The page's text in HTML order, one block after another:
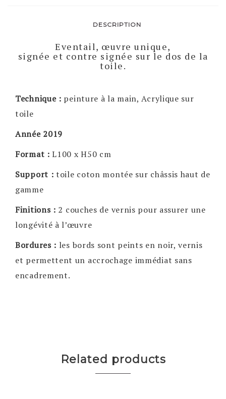
DESCRIPTION
Eventail, œuvre unique,
signée et contre signée sur le dos de la
toile.
Technique : peinture à la main, Acrylique sur
toile
Année 2019
Format : L100 x H50 cm
Support : toile coton montée sur châssis haut de
gamme
Finitions : 2 couches de vernis pour assurer une
longévité à l’œuvre
Bordures : les bords sont peints en noir, vernis
et permettent un accrochage immédiat sans
encadrement.
Related products